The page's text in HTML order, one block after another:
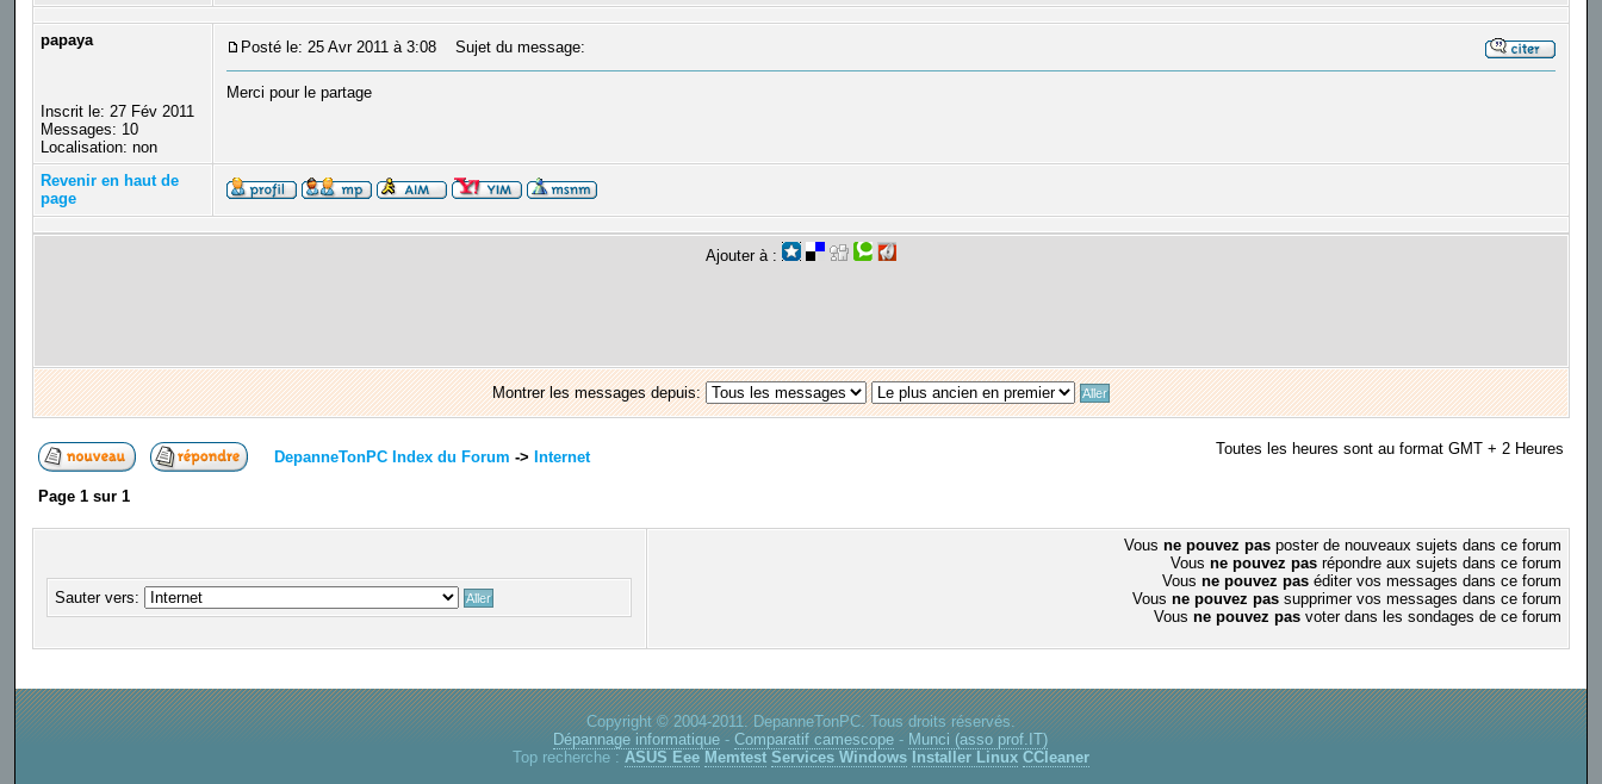
papaya
Inscrit le: 27 Fév 2011
Messages: 10
Localisation: non
Posté le: 25 Avr 2011 à 3:08 Sujet du message:
Merci pour le partage
Revenir en haut de
page
Ajouter à :
Montrer les messages depuis:
DepanneTonPC Index du Forum -> Internet Toutes les heures sont au format GMT + 2 Heures
Page 1sur 1
Sauter vers:
Vous ne pouvez pasposter de nouveaux sujets dans ce forum
Vous ne pouvez pasrépondre aux sujets dans ce forum
Vous ne pouvez paséditer vos messages dans ce forum
Vous ne pouvez passupprimer vos messages dans ce forum
Vous ne pouvez pasvoter dans les sondages de ce forum
Copyright © 2004-2011. DepanneTonPC. Tous droits réservés.
Dépannage informatique -Comparatif camescope - Munci (asso prof.IT)
Top recherche : ASUS Eee Memtest Services Windows Installer Linux CCleaner